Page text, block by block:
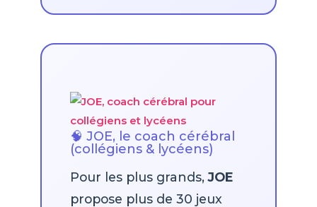
🧠 JOE, le coach cérébral
(collégiens & lycéens)
Pour les plus grands,JOE
propose plus de 30 jeux